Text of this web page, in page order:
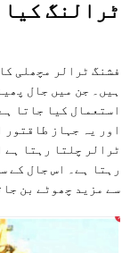
ٹرالنگ
فشنگ ٹرالر مچھلی
ہیں۔ جن میں جال
استعمال کیا جاتا
اور یہ جہاز طاقتور
ٹرالر چلتا رہتا ہے
رہتا ہے۔ اس جال کے
سے مزید چھوٹے بن